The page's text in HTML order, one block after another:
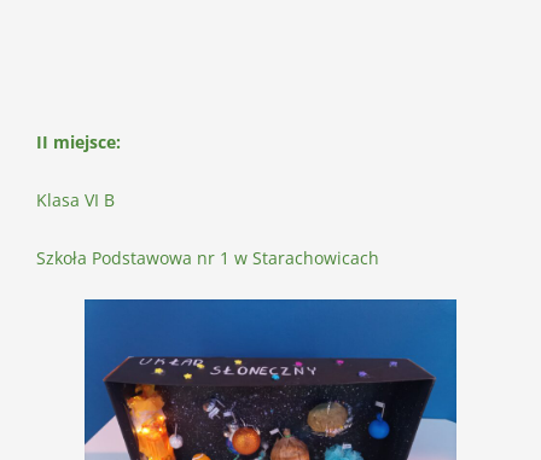
II miejsce:
Klasa VI B
Szkoła Podstawowa nr 1 w Starachowicach